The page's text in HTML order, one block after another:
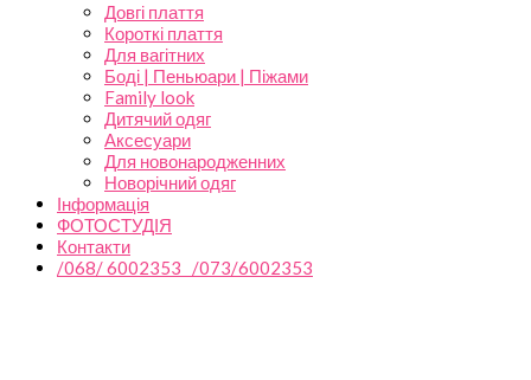
Довгі плаття
Короткі плаття
Для вагітних
Боді | Пеньюари | Піжами
Family look
Дитячий одяг
Аксесуари
Для новонародженних
Новорічний одяг
Інформація
ФОТОСТУДІЯ
Контакти
/068/ 6002353 /073/6002353